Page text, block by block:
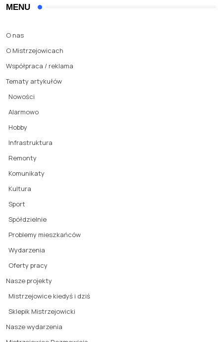
MENU
O nas
O Mistrzejowicach
Współpraca / reklama
Tematy artykułów
Nowości
Alarmowo
Hobby
Infrastruktura
Remonty
Komunikaty
Kultura
Sport
Spółdzielnie
Problemy mieszkańców
Wydarzenia
Oferty pracy
Nasze projekty
Mistrzejowice kiedyś i dziś
Sklepik Mistrzejowicki
Nasze wydarzenia